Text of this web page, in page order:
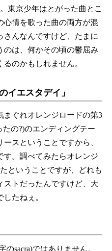
東京少年はとがった曲とこ
心情を歌った曲の両方が混
んなんですけど、たまに
のは、何かその頃の鬱屈み
のかもしれません。
イエスタデイ」
まぐれオレンジロードの第3
の?)のエンディングテー
スということですから、
す。調べてみたらオレンジ
ということですが、どれも
ストだったんですけど、大
たねぇ。
sacra)ではありません。